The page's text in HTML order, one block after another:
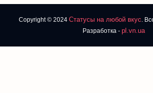
Copyright © 2024 Статусы на любой вкус.
Разработка - pl.vn.ua